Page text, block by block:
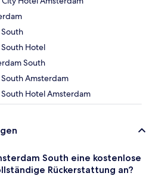
Hotel
South
Amsterdam
Hotel Amsterdam
South eine kostenlose
Rückerstattung an?